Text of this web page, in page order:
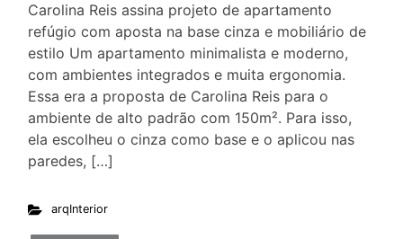
Carolina Reis assina projeto de apartamento
refúgio com aposta na base cinza e mobiliário de
estilo Um apartamento minimalista e moderno,
com ambientes integrados e muita ergonomia.
Essa era a proposta de Carolina Reis para o
ambiente de alto padrão com 150m². Para isso,
ela escolheu o cinza como base e o aplicou nas
paredes, […]
arqInterior